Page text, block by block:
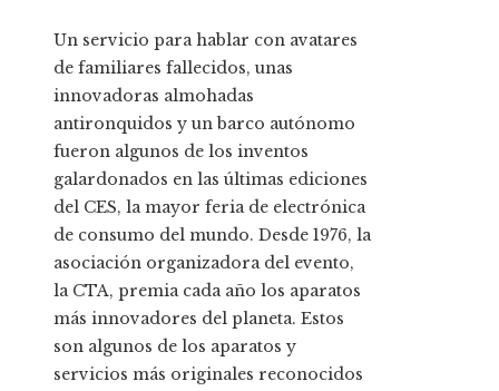
Un servicio para hablar con avatares
de familiares fallecidos, unas
innovadoras almohadas
antironquidos y un barco autónomo
fueron algunos de los inventos
galardonados en las últimas ediciones
del CES, la mayor feria de electrónica
de consumo del mundo. Desde 1976, la
asociación organizadora del evento,
la CTA, premia cada año los aparatos
más innovadores del planeta. Estos
son algunos de los aparatos y
servicios más originales reconocidos